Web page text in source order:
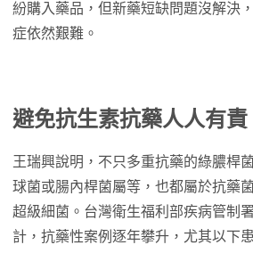
紛購入藥品，但新藥短缺問題沒解決
症依然艱難。
避免抗生素抗藥人人有責
王瑞興說明，不只多重抗藥的綠膿桿
球菌或腸內桿菌屬等，也都屬於抗藥
超級細菌。台灣衛生福利部疾病管制
計，抗藥性案例逐年攀升，尤其以下